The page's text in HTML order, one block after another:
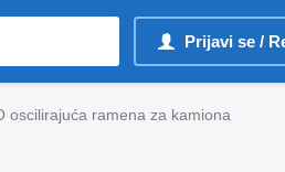
Prijavi se /
oscilirajuća ramena za kamiona